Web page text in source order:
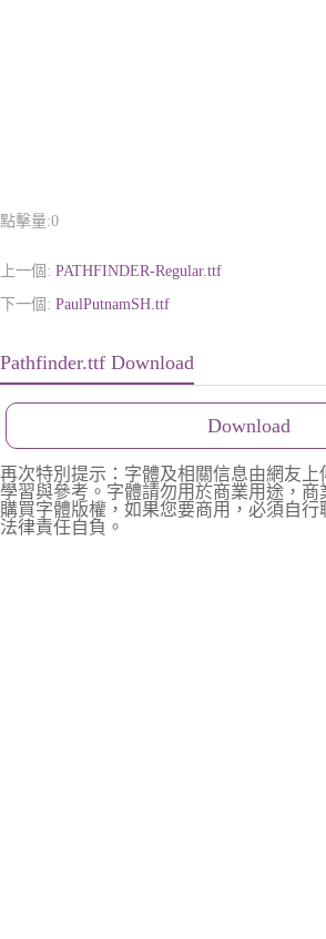
點擊量:0
上一個: PATHFINDER-Regular.ttf
下一個: PaulPutnamSH.ttf
Pathfinder.ttf Download
Download
再次特別提示：字體及相關信息由網友
學習與參考。字體請勿用於商業用途，商
購買字體版權，如果您要商用，必須自行
法律責任自負。